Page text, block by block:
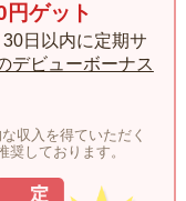
ゲット
日以内に定期サ
デビューボーナス
収入を得ていただく
しております。